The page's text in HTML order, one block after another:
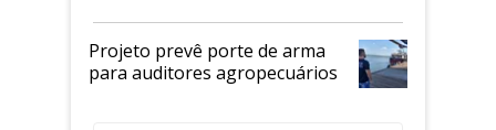
Projeto prevê porte de arma
para auditores agropecuários